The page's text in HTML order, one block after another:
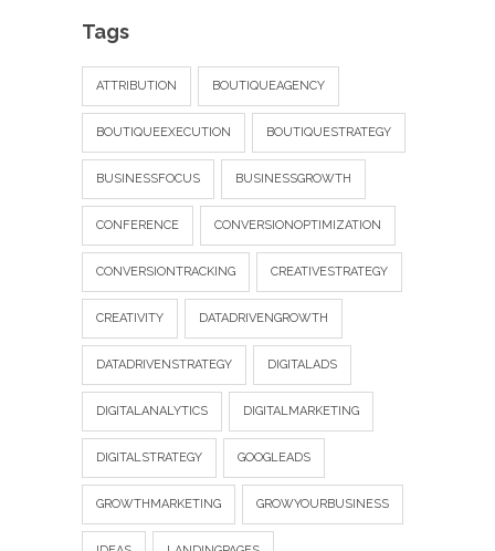
Tags
ATTRIBUTION BOUTIQUEAGENCY
BOUTIQUEEXECUTION BOUTIQUESTRATEGY
BUSINESSFOCUS BUSINESSGROWTH
CONFERENCE CONVERSIONOPTIMIZATION
CONVERSIONTRACKING CREATIVESTRATEGY
CREATIVITY DATADRIVENGROWTH
DATADRIVENSTRATEGY DIGITALADS
DIGITALANALYTICS DIGITALMARKETING
DIGITALSTRATEGY GOOGLEADS
GROWTHMARKETING GROWYOURBUSINESS